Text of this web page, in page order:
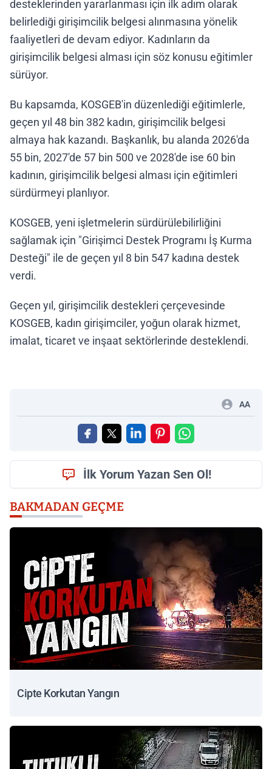
desteklerinden yararlanması için ilk adım olarak
belirlediği girişimcilik belgesi alınmasına yönelik
faaliyetleri de devam ediyor. Kadınların da
girişimcilik belgesi alması için söz konusu eğitimler
sürüyor.
Bu kapsamda, KOSGEB'in düzenlediği eğitimlerle,
geçen yıl 48 bin 382 kadın, girişimcilik belgesi
almaya hak kazandı. Başkanlık, bu alanda 2026'da
55 bin, 2027'de 57 bin 500 ve 2028'de ise 60 bin
kadının, girişimcilik belgesi alması için eğitimleri
sürdürmeyi planlıyor.
KOSGEB, yeni işletmelerin sürdürülebilirliğini
sağlamak için "Girişimci Destek Programı İş Kurma
Desteği" ile de geçen yıl 8 bin 547 kadına destek
verdi.
Geçen yıl, girişimcilik destekleri çerçevesinde
KOSGEB, kadın girişimciler, yoğun olarak hizmet,
imalat, ticaret ve inşaat sektörlerinde desteklendi.
AA
İlk Yorum Yazan Sen Ol!
BAKMADAN GEÇME
Cipte Korkutan Yangın